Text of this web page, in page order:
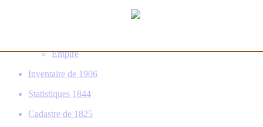
Empire
Inventaire de 1906
Statistiques 1844
Cadastre de 1825